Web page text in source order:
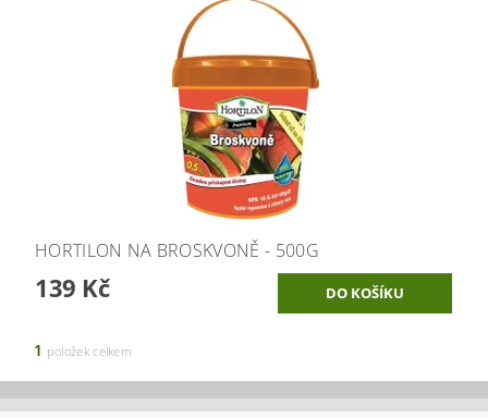
HORTILON NA BROSKVONĚ - 500G
139 Kč
1 položek celkem